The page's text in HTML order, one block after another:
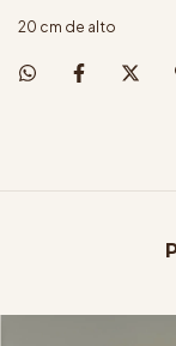
20 cm de alto